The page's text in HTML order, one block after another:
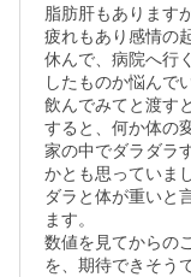
脂肪肝もあります
疲れもあり感情の
休んで、病院へ行
したものか悩んで
飲んでみてと渡す
すると、何か体の
家の中でダラダラ
かとも思っていま
ダラと体が重いと
ます。
数値を見てからの
を、期待できそう